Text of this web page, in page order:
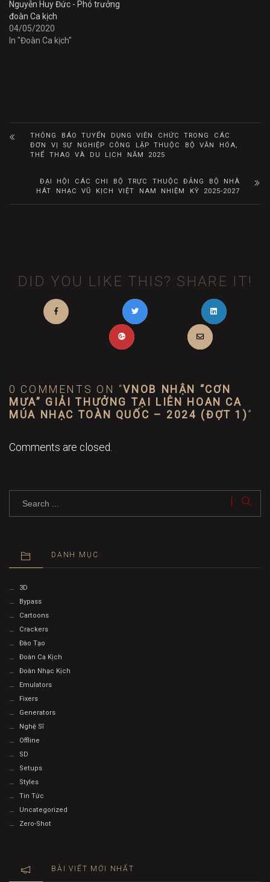
Nguyễn Huy Đức - Phó trưởng
đoàn Ca kịch
04/05/2020
In "Đoàn Ca kịch"
THÔNG BÁO TUYỂN DỤNG VIÊN CHỨC TRONG CÁC
ĐƠN VỊ SỰ NGHIỆP CÔNG LẬP THUỘC BỘ VĂN HÓA,
THỂ THAO VÀ DU LỊCH NĂM 2025
ĐẠI HỘI CÁC CHI BỘ TRỰC THUỘC ĐẢNG BỘ NHÀ
HÁT NHẠC VŨ KỊCH VIỆT NAM NHIỆM KỲ 2025-2027
DID YOU LIKE THIS? SHARE IT!
0 COMMENTS ON “VNOB NHẬN “CƠN
MƯA” GIẢI THƯỞNG TẠI LIÊN HOAN CA
MÚA NHẠC TOÀN QUỐC – 2024 (ĐỢT 1)”
Comments are closed.
DANH MỤC
3D
Bypass
Cartoons
Crackers
Đào Tạo
Đoàn Ca Kịch
Đoàn Nhạc Kịch
Emulators
Fixers
Generators
Nghệ Sĩ
Offline
SD
Setups
Styles
Tin Tức
Uncategorized
Zero-Shot
BÀI VIẾT MỚI NHẤT